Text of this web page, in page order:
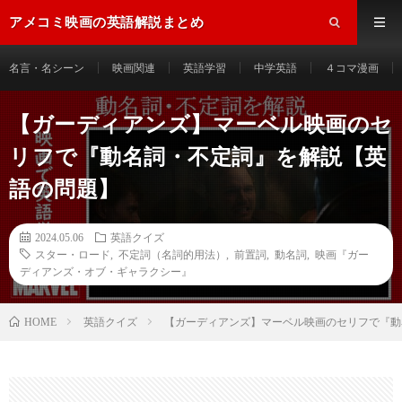
アメコミ映画の英語解説まとめ
名言・名シーン 映画関連 英語学習 中学英語 ４コマ漫画
【ガーディアンズ】マーベル映画のセ
リフで『動名詞・不定詞』を解説【英
語の問題】
2024.05.06
英語クイズ
スター・ロード
不定詞（名詞的用法） 前置詞 動名詞
映画『ガー
ディアンズ・オブ・ギャラクシー』
HOME 英語クイズ 【ガーディアンズ】マーベル映画のセリフで『